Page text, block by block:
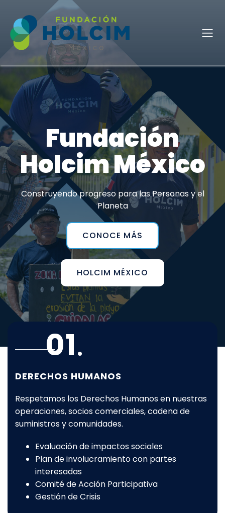
Fundación
Holcim México
Construyendo progreso para las Personas y el
Planeta
CONOCE MÁS
HOLCIM MÉXICO
01.
DERECHOS HUMANOS
Respetamos los Derechos Humanos en nuestras
operaciones, socios comerciales, cadena de
suministros y comunidades.
Evaluación de impactos sociales
Plan de involucramiento con partes
interesadas
Comité de Acción Participativa
Gestión de Crisis